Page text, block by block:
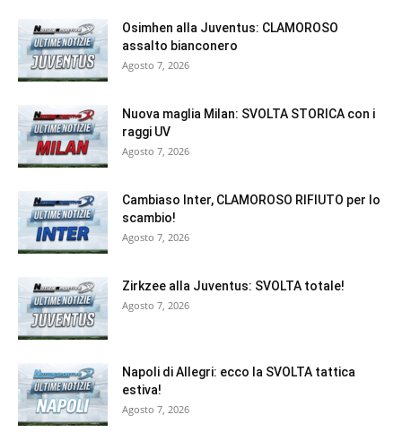
Osimhen alla Juventus: CLAMOROSO
assalto bianconero
Agosto 7, 2026
Nuova maglia Milan: SVOLTA STORICA con i
raggi UV
Agosto 7, 2026
Cambiaso Inter, CLAMOROSO RIFIUTO per lo
scambio!
Agosto 7, 2026
Zirkzee alla Juventus: SVOLTA totale!
Agosto 7, 2026
Napoli di Allegri: ecco la SVOLTA tattica
estiva!
Agosto 7, 2026